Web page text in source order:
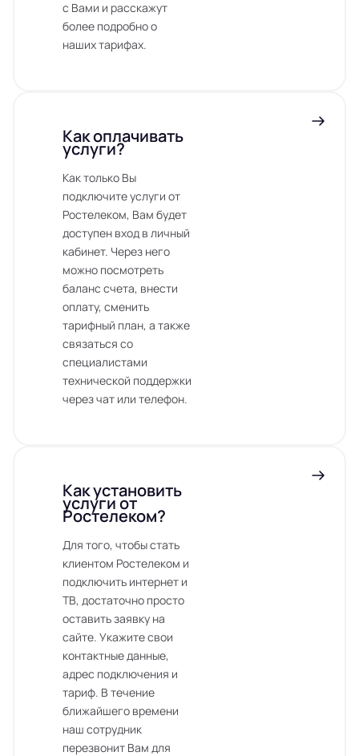
с Вами и расскажут
более подробно о
наших тарифах.
Как оплачивать
услуги?
Как только Вы
подключите услуги от
Ростелеком, Вам будет
доступен вход в личный
кабинет. Через него
можно посмотреть
баланс счета, внести
оплату, сменить
тарифный план, а также
связаться со
специалистами
технической поддержки
через чат или телефон.
Как установить
услуги от
Ростелеком?
Для того, чтобы стать
клиентом Ростелеком и
подключить интернет и
ТВ, достаточно просто
оставить заявку на
сайте. Укажите свои
контактные данные,
адрес подключения и
тариф. В течение
ближайшего времени
наш сотрудник
перезвонит Вам для